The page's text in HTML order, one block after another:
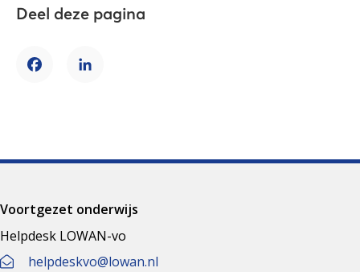
Deel deze pagina
FacebookLinkedIn
Voortgezet onderwijs
Helpdesk LOWAN-vo
helpdeskvo@lowan.nl